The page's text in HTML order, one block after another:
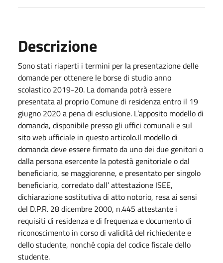
Descrizione
Sono stati riaperti i termini per la presentazione delle
domande per ottenere le borse di studio anno
scolastico 2019-20. La domanda potrà essere
presentata al proprio Comune di residenza entro il 19
giugno 2020 a pena di esclusione. L’apposito modello di
domanda, disponibile presso gli uffici comunali e sul
sito web ufficiale in questo articolo.Il modello di
domanda deve essere firmato da uno dei due genitori o
dalla persona esercente la potestà genitoriale o dal
beneficiario, se maggiorenne, e presentato per singolo
beneficiario, corredato dall’ attestazione ISEE,
dichiarazione sostitutiva di atto notorio, resa ai sensi
del D.P.R. 28 dicembre 2000, n.445 attestante i
requisiti di residenza e di frequenza e documento di
riconoscimento in corso di validità del richiedente e
dello studente, nonché copia del codice fiscale dello
studente.